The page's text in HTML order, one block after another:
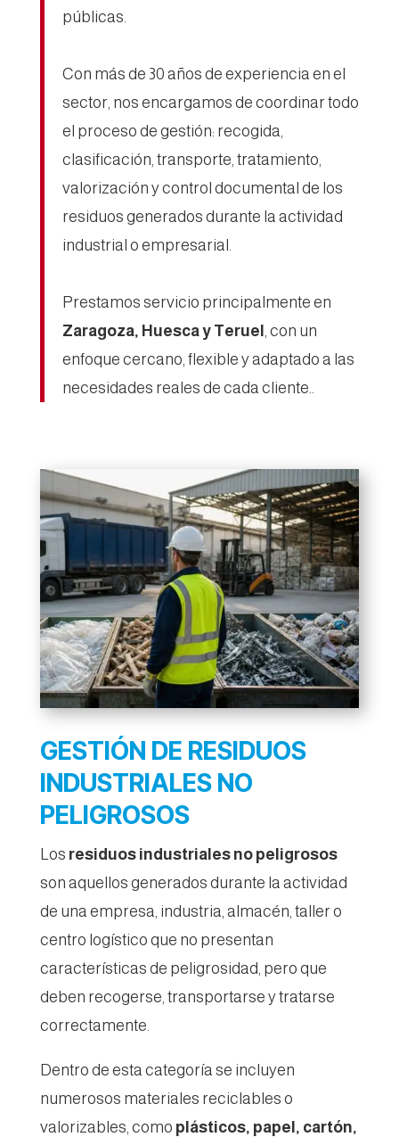
públicas.
Con más de 30 años de experiencia en el
sector, nos encargamos de coordinar todo
el proceso de gestión: recogida,
clasificación, transporte, tratamiento,
valorización y control documental de los
residuos generados durante la actividad
industrial o empresarial.
Prestamos servicio principalmente en
Zaragoza, Huesca y Teruel , con un
enfoque cercano, flexible y adaptado a las
necesidades reales de cada cliente..
GESTIÓN DE RESIDUOS
INDUSTRIALES NO
PELIGROSOS
Los residuos industriales no peligrosos
son aquellos generados durante la actividad
de una empresa, industria, almacén, taller o
centro logístico que no presentan
características de peligrosidad, pero que
deben recogerse, transportarse y tratarse
correctamente.
Dentro de esta categoría se incluyen
numerosos materiales reciclables o
valorizables, como plásticos, papel, cartón,